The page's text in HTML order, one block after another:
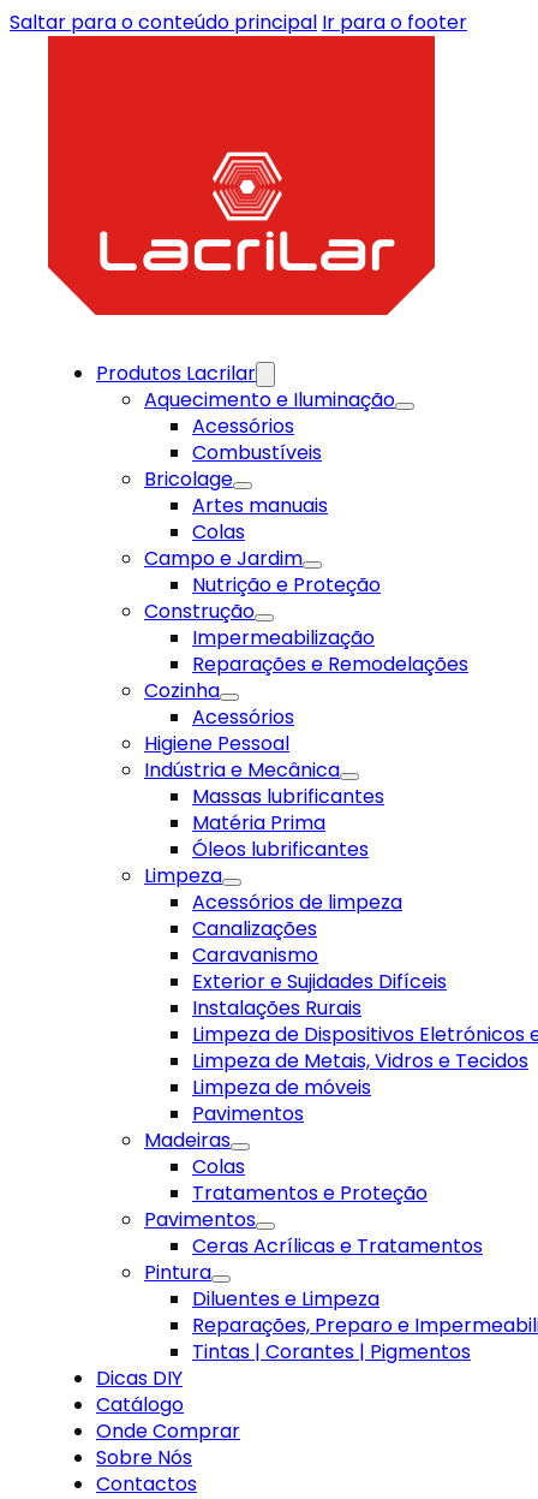
Saltar para o conteúdo principal Ir para o footer
Produtos Lacrilar
Aquecimento e Iluminação
Acessórios
Combustíveis
Bricolage
Artes manuais
Colas
Campo e Jardim
Nutrição e Proteção
Construção
Impermeabilização
Reparações e Remodelações
Cozinha
Acessórios
Higiene Pessoal
Indústria e Mecânica
Massas lubrificantes
Matéria Prima
Óleos lubrificantes
Limpeza
Acessórios de limpeza
Canalizações
Caravanismo
Exterior e Sujidades Difíceis
Instalações Rurais
Limpeza de Dispositivos
Limpeza de Metais, Vidros e Tecidos
Limpeza de móveis
Pavimentos
Madeiras
Colas
Tratamentos e Proteção
Pavimentos
Ceras Acrílicas e Tratamentos
Pintura
Diluentes e Limpeza
Reparações, Preparo e
Tintas | Corantes | Pigmentos
Dicas DIY
Catálogo
Onde Comprar
Sobre Nós
Contactos